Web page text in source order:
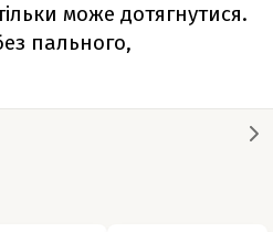
може дотягнутися.
пального,